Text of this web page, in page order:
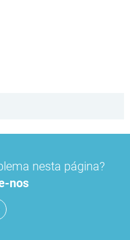
nesta página?
nos